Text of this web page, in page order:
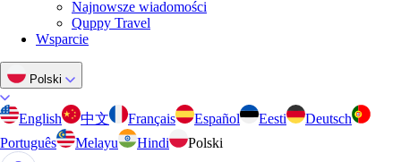
Najnowsze wiadomości
Quppy Travel
Wsparcie
Polski
English 中文 Français Español Eesti
Deutsch
Português
Melayu Hindi Polski